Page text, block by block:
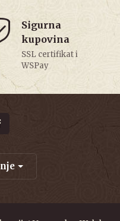
Sigurna
kupovina
SSL certifikat i
WSPay